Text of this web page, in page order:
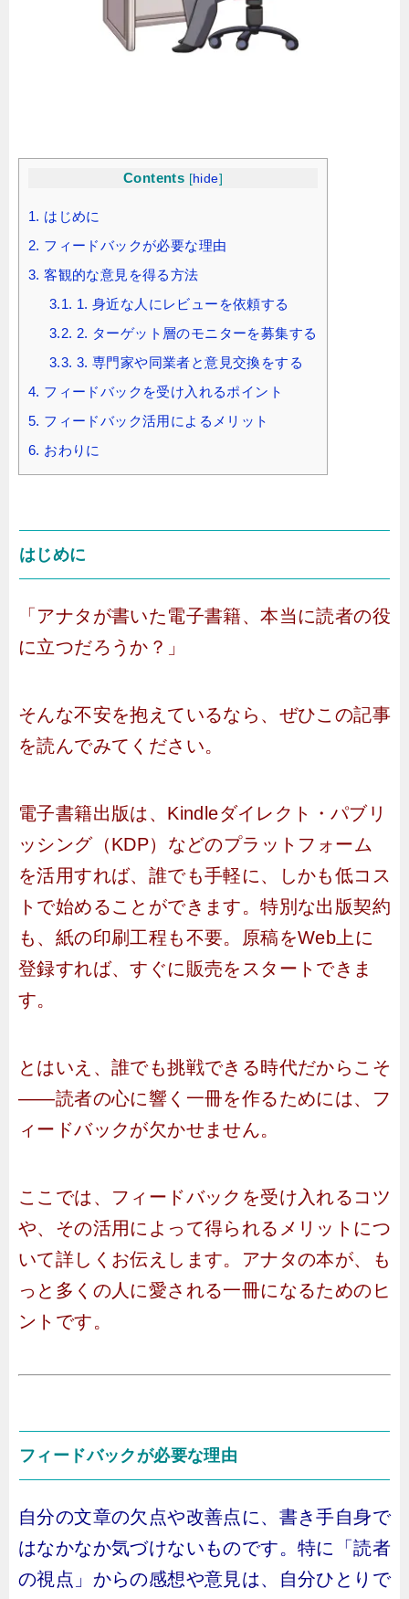
Contents [hide]
1. はじめに
2. フィードバックが必要な理由
3. 客観的な意見を得る方法
3.1. 1. 身近な人にレビューを依頼する
3.2. 2. ターゲット層のモニターを募集する
3.3. 3. 専門家や同業者と意見交換をする
4. フィードバックを受け入れるポイント
5. フィードバック活用によるメリット
6. おわりに
はじめに
「アナタが書いた電子書籍、本当に読者の役
に立つだろうか？」
そんな不安を抱えているなら、ぜひこの記事
を読んでみてください。
電子書籍出版は、Kindleダイレクト・パブリ
ッシング（KDP）などのプラットフォーム
を活用すれば、誰でも手軽に、しかも低コス
トで始めることができます。特別な出版契約
も、紙の印刷工程も不要。原稿をWeb上に
登録すれば、すぐに販売をスタートできま
す。
とはいえ、誰でも挑戦できる時代だからこそ
――読者の心に響く一冊を作るためには、フ
ィードバックが欠かせません。
ここでは、フィードバックを受け入れるコツ
や、その活用によって得られるメリットにつ
いて詳しくお伝えします。アナタの本が、も
っと多くの人に愛される一冊になるためのヒ
ントです。
フィードバックが必要な理由
自分の文章の欠点や改善点に、書き手自身で
はなかなか気づけないものです。特に「読者
の視点」からの感想や意見は、自分ひとりで